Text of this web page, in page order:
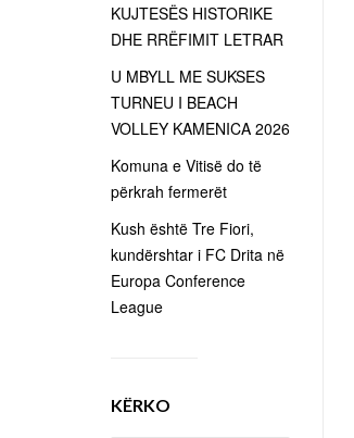
KUJTESËS HISTORIKE
DHE RRËFIMIT LETRAR
U MBYLL ME SUKSES
TURNEU I BEACH
VOLLEY KAMENICA 2026
Komuna e Vitisë do të
përkrah fermerët
Kush është Tre Fiori,
kundërshtar i FC Drita në
Europa Conference
League
KËRKO